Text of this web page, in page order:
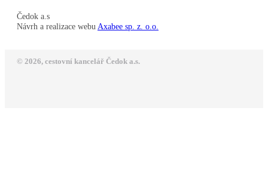
Čedok a.s
Návrh a realizace webu Axabee sp. z. o.o.
© 2026, cestovní kancelář Čedok a.s.